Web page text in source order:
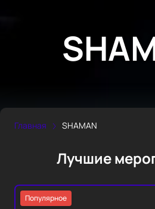
Главная SHAMAN
Лучшие
Популярное